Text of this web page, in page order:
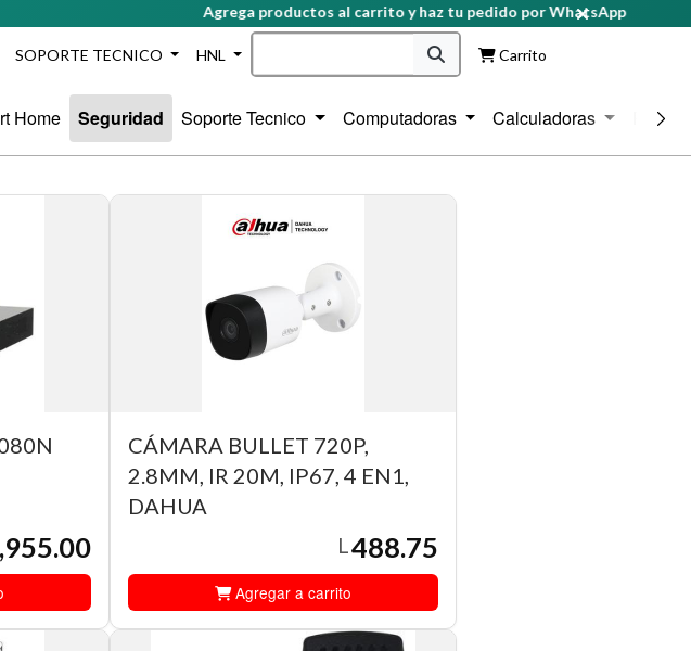
Agrega productos al carrito y haz tu pedido por WhatsApp
SOPORTE TECNICO HNL Carrito
Home Seguridad Soporte Tecnico Computadoras Calculadoras
CÁMARA BULLET 720P,
2.8MM, IR 20M, IP67, 4 EN1,
DAHUA
L488.75
Agregar a carrito